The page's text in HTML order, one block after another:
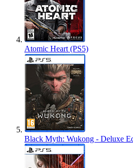
Atomic Heart (PS5)
Black Myth: Wukong - Deluxe